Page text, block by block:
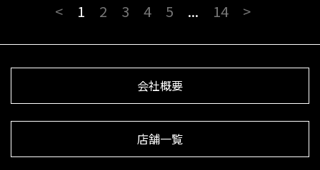
< 1 2 3 4 5 ... 14 >
会社概要
店舗一覧